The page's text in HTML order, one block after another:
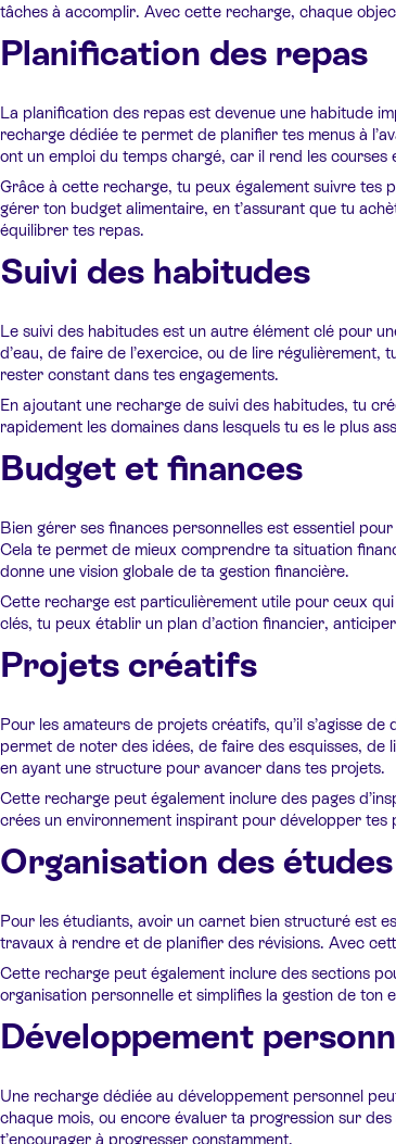
tâches à accomplir. Avec cette recharge, chaque
Planification des repas
La planification des repas est devenue une habitude
recharge dédiée te permet de planifier tes menus à
ont un emploi du temps chargé, car il rend les courses
Grâce à cette recharge, tu peux également suivre tes
gérer ton budget alimentaire, en t’assurant que tu
équilibrer tes repas.
Suivi des habitudes
Le suivi des habitudes est un autre élément clé pour
d’eau, de faire de l’exercice, ou de lire
rester constant dans tes engagements.
En ajoutant une recharge de suivi des habitudes, tu
rapidement les domaines dans lesquels tu es le plus
Budget et finances
Bien gérer ses finances personnelles est essentiel
Cela te permet de mieux comprendre ta situation
donne une vision globale de ta gestion financière.
Cette recharge est particulièrement utile pour ceux
clés, tu peux établir un plan d’action financier,
Projets créatifs
Pour les amateurs de projets créatifs, qu’il s’agisse
permet de noter des idées, de faire des esquisses, de
en ayant une structure pour avancer dans tes projets.
Cette recharge peut également inclure des pages
crées un environnement inspirant pour développer tes
Organisation des études
Pour les étudiants, avoir un carnet bien structuré est
travaux à rendre et de planifier des révisions. Avec
Cette recharge peut également inclure des sections
organisation personnelle et simplifies la gestion de ton
Développement
Une recharge dédiée au développement personnel
chaque mois, ou encore évaluer ta progression sur
t’encourager à progresser constamment.